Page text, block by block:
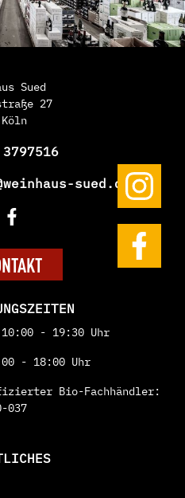
Sued
27
sued.de
10:00 - 19:30 Uhr
- 18:00 Uhr
Bio-Fachhändler:
037